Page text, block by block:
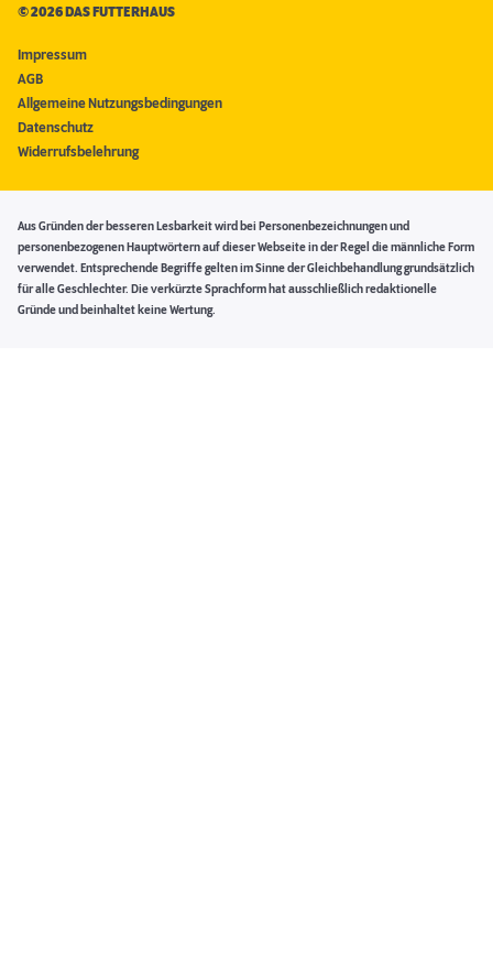
©2026 DAS FUTTERHAUS
Impressum
AGB
Allgemeine Nutzungsbedingungen
Datenschutz
Widerrufsbelehrung
Aus Gründen der besseren Lesbarkeit wird bei Personenbezeichnungen und
personenbezogenen Hauptwörtern auf dieser Webseite in der Regel die männliche Form
verwendet. Entsprechende Begriffe gelten im Sinne der Gleichbehandlung grundsätzlich
für alle Geschlechter. Die verkürzte Sprachform hat ausschließlich redaktionelle
Gründe und beinhaltet keine Wertung.